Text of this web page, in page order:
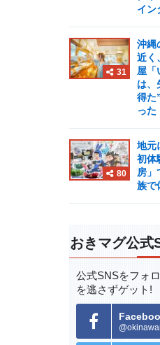
イン
31
沖縄
近く
屋「
は、
得た
った
80
地元
初体
房」
族で
おきマグ公式
公式SNSをフォロ
を逃さずゲット!